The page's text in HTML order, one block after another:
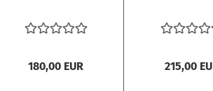
180,00 EUR 215,00